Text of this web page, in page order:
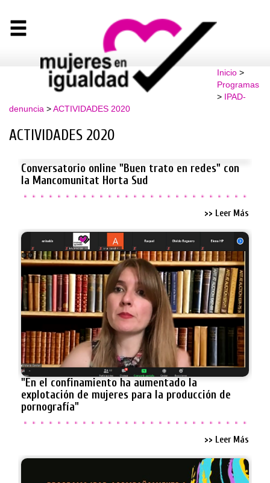
Inicio>
Programas
> IPAD-
denuncia >ACTIVIDADES 2020
ACTIVIDADES 2020
Conversatorio online "Buen trato en redes" con
la Mancomunitat Horta Sud
>> Leer Más
"En el confinamiento ha aumentado la
explotación de mujeres para la producción de
pornografía"
>> Leer Más